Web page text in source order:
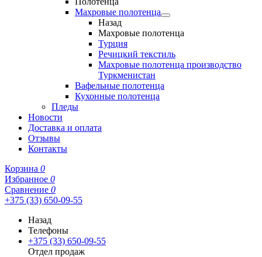
Махровые полотенца
Назад
Махровые полотенца
Турция
Речицкий текстиль
Махровые полотенца производство
Туркменистан
Вафельные полотенца
Кухонные полотенца
Пледы
Новости
Доставка и оплата
Отзывы
Контакты
Корзина 0
Избранное 0
Сравнение 0
+375 (33) 650-09-55
Назад
Телефоны
+375 (33) 650-09-55
Отдел продаж